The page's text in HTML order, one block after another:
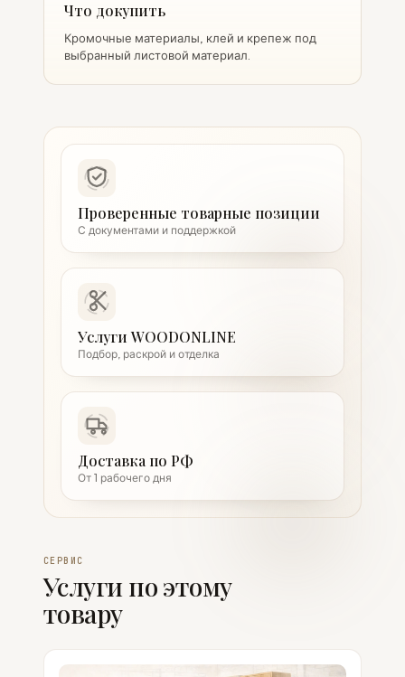
Что докупить
Кромочные материалы, клей и крепеж под
выбранный листовой материал.
Проверенные товарные позиции
С документами и поддержкой
Услуги WOODONLINE
Подбор, раскрой и отделка
Доставка по РФ
От 1 рабочего дня
СЕРВИС
Услуги по этому
товару